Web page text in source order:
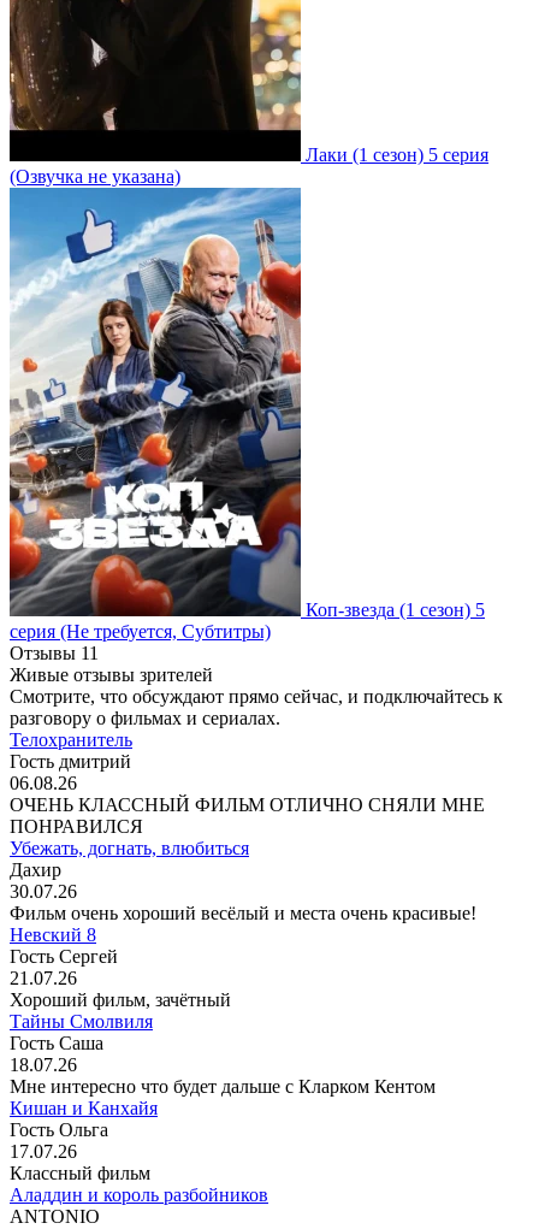
Лаки (1 сезон) 5 серия
(Озвучка не указана)
Коп-звезда (1 сезон) 5
серия (Не требуется, Субтитры)
Отзывы 11
Живые отзывы зрителей
Смотрите, что обсуждают прямо сейчас, и подключайтесь к
разговору о фильмах и сериалах.
Телохранитель
Гость дмитрий
06.08.26
ОЧЕНЬ КЛАССНЫЙ ФИЛЬМ ОТЛИЧНО СНЯЛИ МНЕ
ПОНРАВИЛСЯ
Убежать, догнать, влюбиться
Дахир
30.07.26
Фильм очень хороший весёлый и места очень красивые!
Невский 8
Гость Сергей
21.07.26
Хороший фильм, зачётный
Тайны Смолвиля
Гость Саша
18.07.26
Мне интересно что будет дальше с Кларком Кентом
Кишан и Канхайя
Гость Ольга
17.07.26
Классный фильм
Аладдин и король разбойников
ANTONIO